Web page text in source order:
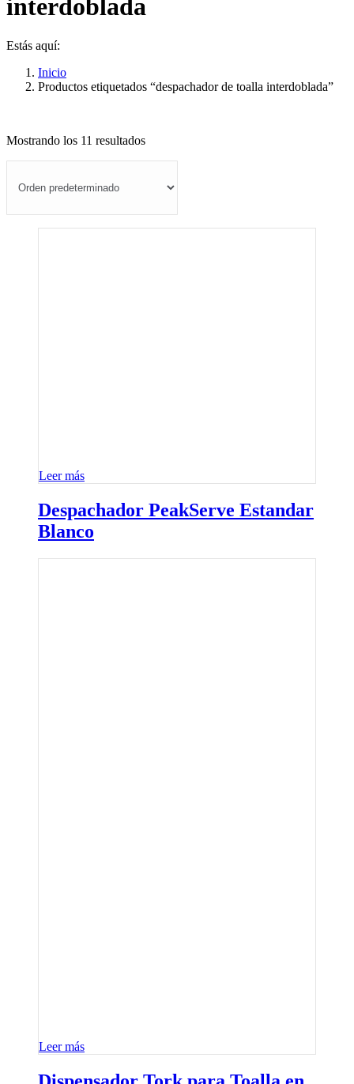
interdoblada
Estás aquí:
Inicio
Productos etiquetados “despachador de toalla interdoblada”
Mostrando los 11 resultados
Leer más
Despachador PeakServe Estandar
Blanco
Leer más